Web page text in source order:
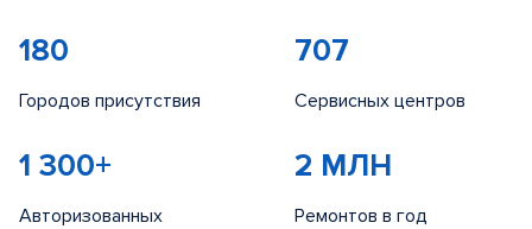
180
Городов присутствия
707
Сервисных центров
1 300+
Авторизованных
2 МЛН
Ремонтов в год